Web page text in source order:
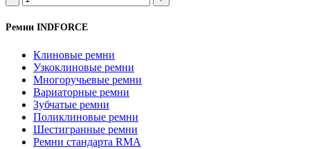
667681.0/
84457079
INDFORCE
Ремни INDFORCE
Клиновые ремни
Узкоклиновые ремни
Многоручьевые ремни
Вариаторные ремни
Зубчатые ремни
Поликлиновые ремни
Шестигранные ремни
Ремни стандарта RMA